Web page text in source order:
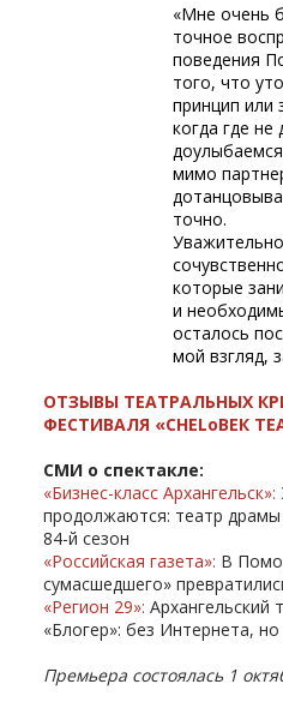
«Мне очень
точное
поведения
того, что
принцип или
когда где
мимо
точно.
которые
и
осталось
мой взгляд,
ОТЗЫВЫ ТЕАТРАЛЬНЫХ
ФЕСТИВАЛЯ «CHELоВЕК
СМИ о спектакле:
«Бизнес-класс Архангельск»:
продолжаются: театр
84-й сезон
«Российская газета»: В
сумасшедшего»
«Регион 29»: Архангельский
«Блогер»: без Интернета,
Премьера состоялась 1